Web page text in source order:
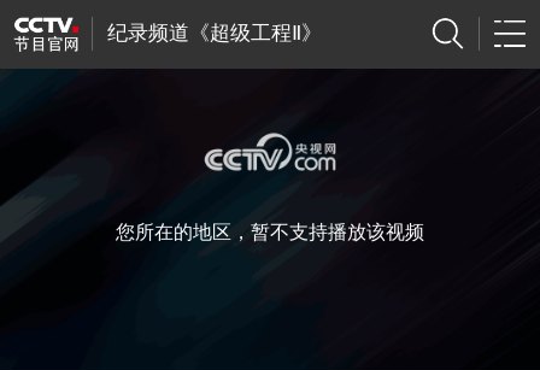
纪录频道《超级工程Ⅱ》
您所在的地区，暂不支持播放该视频